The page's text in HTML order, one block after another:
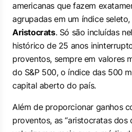
americanas que fazem
agrupadas em um índice seleto,
Aristocrats. Só são incluídas
histórico de 25 anos
proventos, sempre em valores
do S&P 500, o índice das 500
capital aberto do país.
Além de proporcionar ganhos
proventos, as “aristocratas dos